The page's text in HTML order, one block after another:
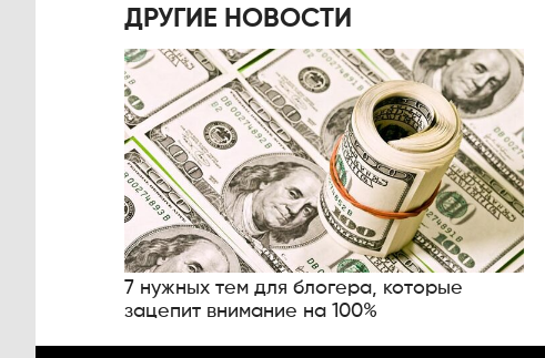
ДРУГИЕ НОВОСТИ
7 нужных тем для блогера, которые
зацепит внимание на 100%